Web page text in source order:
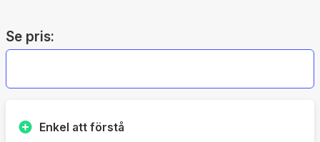
Se pris:
Enkel att förstå